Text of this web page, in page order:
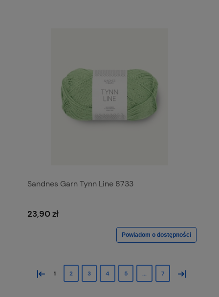
Sandnes Garn Tynn Line 8733
23,90 zł
Powiadom o dostępności
« 1 2 3 4 5 ... 7 »